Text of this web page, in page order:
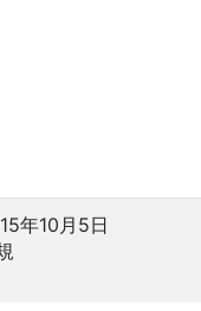
年10月5日